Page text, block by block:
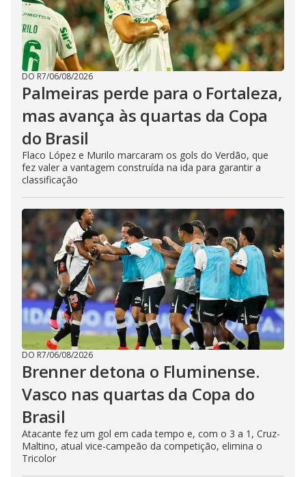
DO R7/06/08/2026
Palmeiras perde para o Fortaleza,
mas avança às quartas da Copa
do Brasil
Flaco López e Murilo marcaram os gols do Verdão, que
fez valer a vantagem construída na ida para garantir a
classificação
DO R7/06/08/2026
Brenner detona o Fluminense.
Vasco nas quartas da Copa do
Brasil
Atacante fez um gol em cada tempo e, com o 3 a 1, Cruz-
Maltino, atual vice-campeão da competição, elimina o
Tricolor